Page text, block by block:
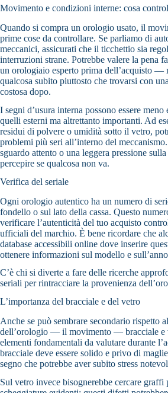
Movimento e condizioni interne: cosa
Quando si compra un orologio usato, il
prime cose da controllare. Se parliamo di
meccanici, assicurati che il ticchettio sia
interruzioni strane. Potrebbe valere la pena
un orologiaio esperto prima dell’acquisto —
qualcosa subito piuttosto che trovarsi con
costosa dopo.
I segni d’usura interna possono essere
quelli esterni ma altrettanto importanti. Ad
residui di polvere o umidità sotto il vetro,
problemi più seri all’interno del
sguardo attento o una leggera pressione
percepire se qualcosa non va.
Verifica del seriale
Ogni orologio autentico ha un numero di
fondello o sul lato della cassa. Questo
verificare l’autenticità del tuo acquisto
ufficiali del marchio. È bene ricordare che
database accessibili online dove inserire
ottenere informazioni sul modello e
C’è chi si diverte a fare delle ricerche
seriali per rintracciare la provenienza
L’importanza del bracciale e del vetro
Anche se può sembrare secondario rispetto
dell’orologio — il movimento — bracciale e
elementi fondamentali da valutare durante
bracciale deve essere solido e privo di
segno che potrebbe aver subito stress
Sul vetro invece bisognerebbe cercare graffi